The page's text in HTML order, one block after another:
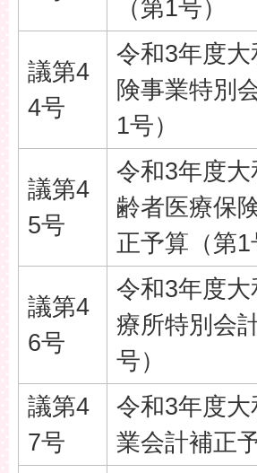
（第1号）
議第4
4号
令和3年度
険事業特別
1号）
議第4
5号
令和3年度
齢者医療保
正予算（第1
議第4
6号
令和3年度
療所特別会
号）
議第4
7号
令和3年度
業会計補正